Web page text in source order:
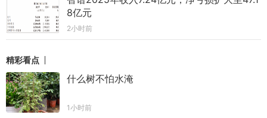
8亿元
2小时前
精彩看点
什么树不怕水淹
1小时前